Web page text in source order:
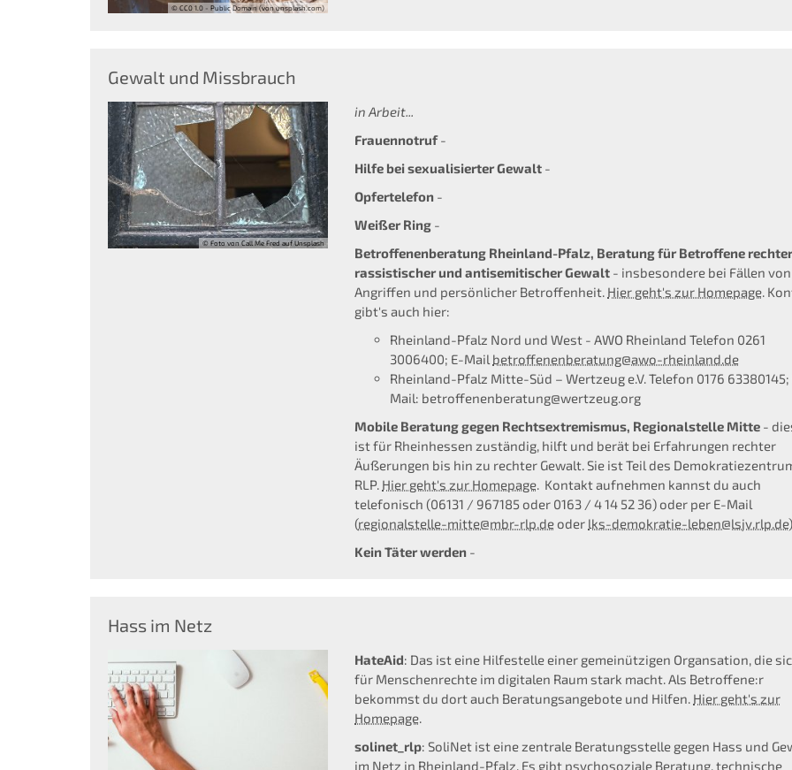
© CC0 1.0 - Public Domain (von unsplash.com)
Gewalt und Missbrauch
© Foto von Call Me Fred auf Unsplash
in Arbeit...
Frauennotruf-
Hilfe bei sexualisierter Gewalt -
Opfertelefon -
Weißer Ring -
Betroffenenberatung Rheinland-Pfalz, Beratung für Betroffene
rassistischer und antisemitischer Gewalt - insbesondere bei Fällen von
Angriffen und persönlicher Betroffenheit. Hier geht's zur Homepage.
gibt's auch hier:
Rheinland-Pfalz Nord und West - AWO Rheinland Telefon 0261
3006400; E-Mail betroffenenberatung@awo-rheinland.de
Rheinland-Pfalz Mitte-Süd – Wertzeug e.V. Telefon 0176 63380145;
Mail: betroffenenberatung@wertzeug.org
Mobile Beratung gegen Rechtsextremismus, Regionalstelle Mitte -
ist für Rheinhessen zuständig, hilft und berät bei Erfahrungen rechter
Äußerungen bis hin zu rechter Gewalt. Sie ist Teil des
RLP. Hier geht's zur Homepage. Kontakt aufnehmen kannst du auch
telefonisch (06131 / 967185 oder 0163 / 4 14 52 36) oder per E-Mail
(regionalstelle-mitte@mbr-rlp.deoder lks-demokratie-leben@lsjv.rlp.de)
Kein Täter werden -
Hass im Netz
HateAid: Das ist eine Hilfestelle einer gemeinützigen Organsation, die
für Menschenrechte im digitalen Raum stark macht. Als Betroffene:r
bekommst du dort auch Beratungsangebote und Hilfen. Hier geht's zur
Homepage.
solinet_rlp: SoliNet ist eine zentrale Beratungsstelle gegen Hass und
im Netz in Rheinland-Pfalz. Es gibt psychosoziale Beratung, technische